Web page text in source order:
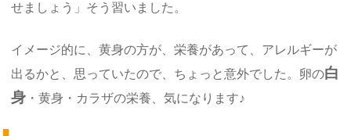
せましょう」そう習いました。
イメージ的に、黄身の方が、栄養があって、アレルギーが
出るかと、思っていたので、ちょっと意外でした。卵の白
身 ・黄身・カラザの栄養、気になります♪